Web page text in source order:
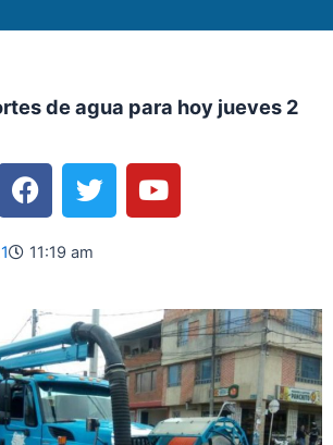
de agua para hoy jueves 2
F
a
c
e
o
k
T
w
i
t
r
Y
o
u
e
11:19 am